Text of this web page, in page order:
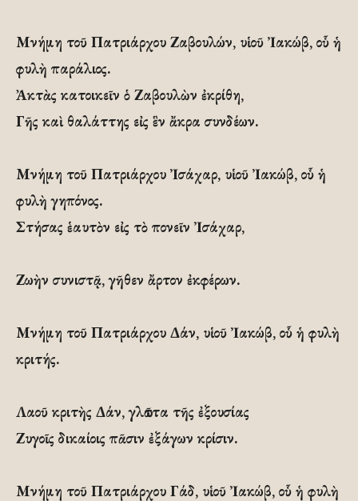
Μνήμη τοῦ Πατριάρχου Ζαβουλών, υἱοῦ Ἰακώβ, οὗ ἡ
φυλὴ παράλιος.
Ἀκτὰς κατοικεῖν ὁ Ζαβουλὼν ἐκρίθη,
Γῆς καὶ θαλάττης εἰς ἓν ἄκρα συνδέων.
Μνήμη τοῦ Πατριάρχου Ἰσάχαρ, υἱοῦ Ἰακώβ, οὗ ἡ
φυλὴ γηπόνος.
Στήσας ἑαυτὸν εἰς τὸ πονεῖν Ἰσάχαρ,
Ζωὴν συνιστᾷ, γῆθεν ἄρτον ἐκφέρων.
Μνήμη τοῦ Πατριάρχου Δάν, υἱοῦ Ἰακώβ, οὗ ἡ φυλὴ
κριτής.
Λαοῦ κριτὴς Δάν, γλῶττα τῆς ἐξουσίας
Ζυγοῖς δικαίοις πᾶσιν ἐξάγων κρίσιν.
Μνήμη τοῦ Πατριάρχου Γάδ, υἱοῦ Ἰακώβ, οὗ ἡ φυλὴ